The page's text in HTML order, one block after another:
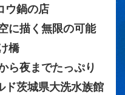
ウ鍋の店
に描く無限の可能
橋
ら夜までたっぷり
ド茨城県大洗水族館